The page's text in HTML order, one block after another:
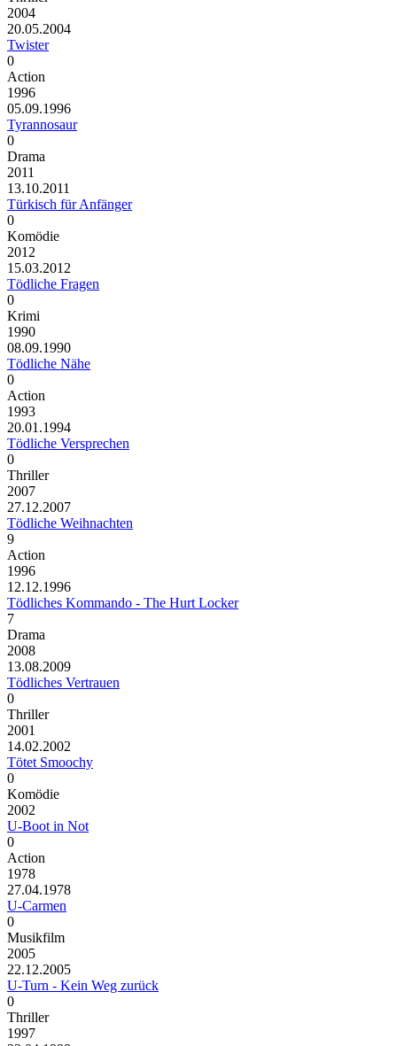
2004
20.05.2004
Twister
0
Action
1996
05.09.1996
Tyrannosaur
0
Drama
2011
13.10.2011
Türkisch für Anfänger
0
Komödie
2012
15.03.2012
Tödliche Fragen
0
Krimi
1990
08.09.1990
Tödliche Nähe
0
Action
1993
20.01.1994
Tödliche Versprechen
0
Thriller
2007
27.12.2007
Tödliche Weihnachten
9
Action
1996
12.12.1996
Tödliches Kommando - The Hurt Locker
7
Drama
2008
13.08.2009
Tödliches Vertrauen
0
Thriller
2001
14.02.2002
Tötet Smoochy
0
Komödie
2002
U-Boot in Not
0
Action
1978
27.04.1978
U-Carmen
0
Musikfilm
2005
22.12.2005
U-Turn - Kein Weg zurück
0
Thriller
1997